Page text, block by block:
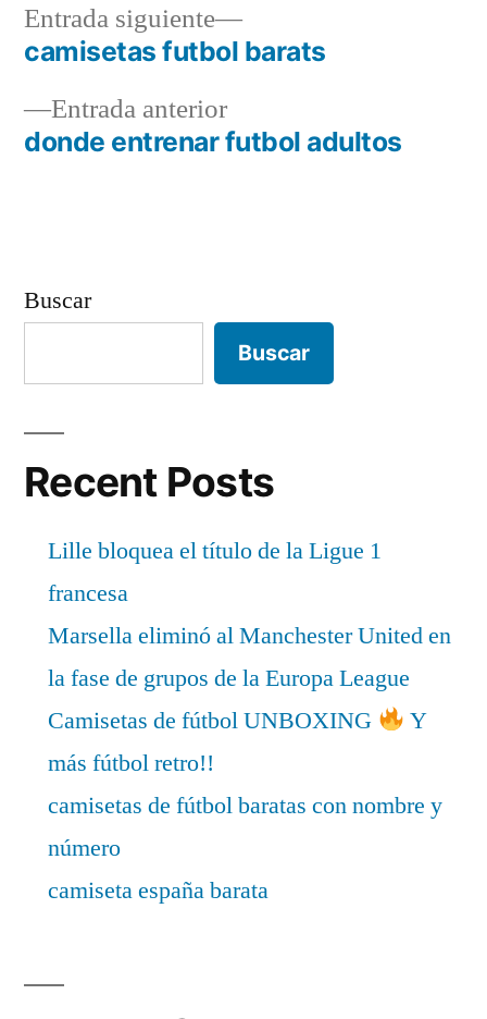
Navegación
deEntrada anteriorEntrada
anterior:
donde entrenar futbol adultos
Entrada siguiente
Entrada
siguiente:
camisetas futbol barats
Buscar
Buscar
Recent Posts
Lille bloquea el título de la Ligue 1
francesa
Marsella eliminó al Manchester United en
la fase de grupos de la Europa League
Camisetas de fútbol UNBOXING
Y
más fútbol retro!!
camisetas de fútbol baratas con nombre y
número
camiseta españa barata